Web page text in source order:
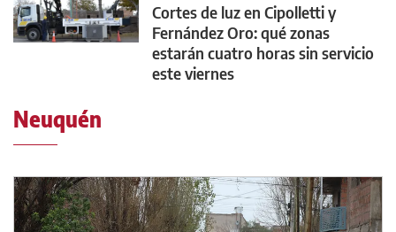
Cortes de luz en Cipolletti y
Fernández Oro: qué zonas
estarán cuatro horas sin servicio
este viernes
Neuquén